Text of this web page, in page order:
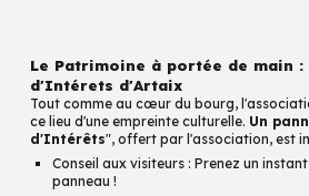
Le Patrimoine à portée de main :
d'Intérets d'Artaix
Tout comme au cœur du bourg,
ce lieu d'une empreinte culturelle. Un
d'Intérêts", offert par l'association, est
Conseil aux visiteurs : Prenez un
panneau !